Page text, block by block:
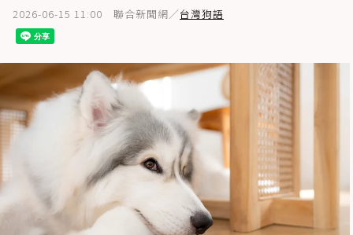
2026-06-15 11:00 聯合新聞網／台灣狗語